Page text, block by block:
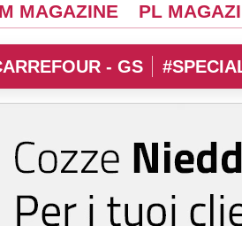
MAGAZINE PL
- GS